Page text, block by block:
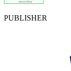
PUBLISHER